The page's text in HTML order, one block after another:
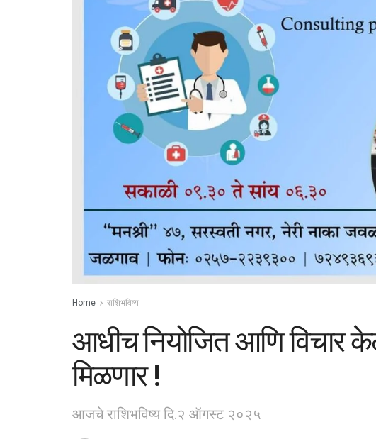
Home राशिभविष्य
आधीच नियोजित आणि विचार
मिळणार !
आजचे राशिभविष्य दि.२ ऑगस्ट २०२५